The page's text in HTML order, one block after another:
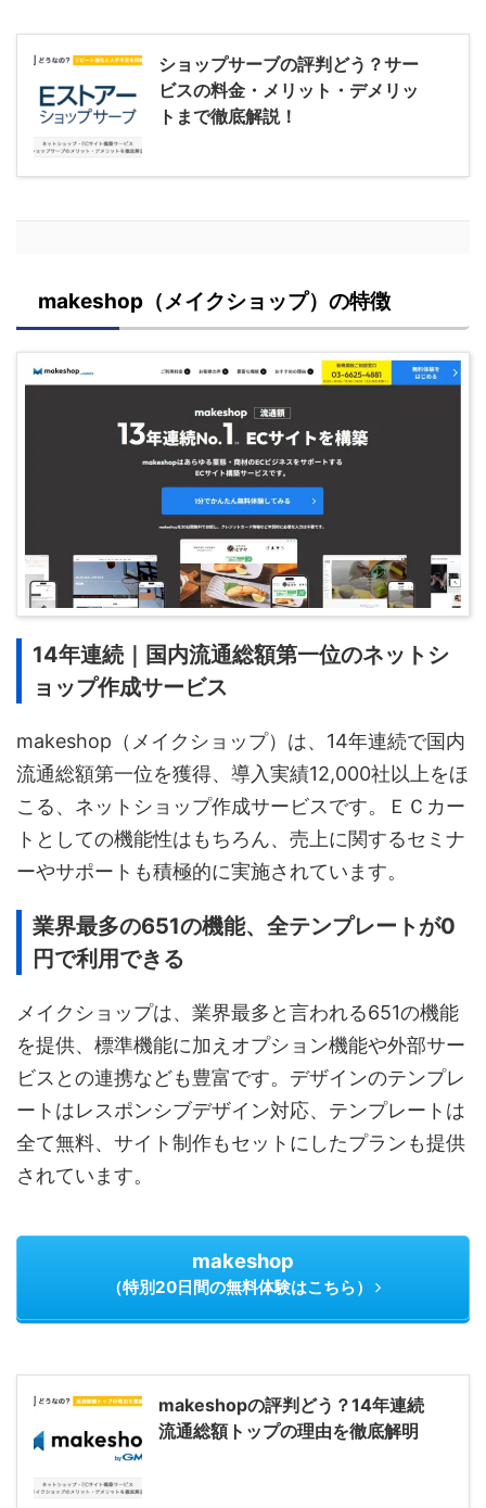
ショップサーブの評判どう？サー
ビスの料金・メリット・デメリッ
トまで徹底解説！
makeshop（メイクショップ）の特徴
14年連続｜国内流通総額第一位のネットシ
ョップ作成サービス
makeshop（メイクショップ）は、14年連続で国内
流通総額第一位を獲得、導入実績12,000社以上をほ
こる、ネットショップ作成サービスです。ＥＣカー
トとしての機能性はもちろん、売上に関するセミナ
ーやサポートも積極的に実施されています。
業界最多の651の機能、全テンプレートが0
円で利用できる
メイクショップは、業界最多と言われる651の機能
を提供、標準機能に加えオプション機能や外部サー
ビスとの連携なども豊富です。デザインのテンプレ
ートはレスポンシブデザイン対応、テンプレートは
全て無料、サイト制作もセットにしたプランも提供
されています。
makeshop
（特別20日間の無料体験はこちら）
makeshopの評判どう？14年連続
流通総額トップの理由を徹底解明